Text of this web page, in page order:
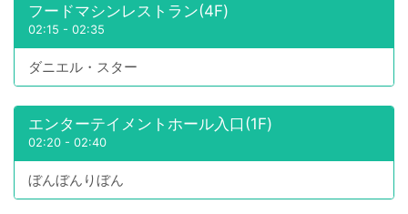
フードマシンレストラン(4F)
02:15 - 02:35
ダニエル・スター
エンターテイメントホール入口(1F)
02:20 - 02:40
ぼんぼんりぼん